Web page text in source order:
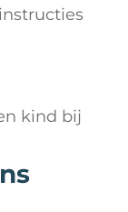
kind bij